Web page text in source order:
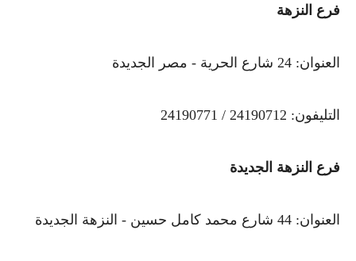
فرع النزهة
العنوان: 24 شارع الحرية - مصر الجديدة
التليفون: 24190712 / 24190771
فرع النزهة الجديدة
العنوان: 44 شارع محمد كامل حسين - النزهة الجديدة